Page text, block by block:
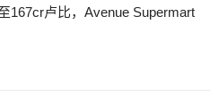
167cr卢比，Avenue Supermart